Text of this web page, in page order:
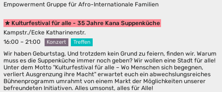
Empowerment Gruppe für Afro-Internationale Familien
Kulturfestival für alle - 35 Jahre Kana Suppenküche
Kampstr./Ecke Katharinenstr.
16:00 – 21:00
Konzert Treffen
Wir haben Geburtstag, Und trotzdem kein Grund zu feiern, finden wir. Warum
muss es die Suppenküche immer noch geben? Wir wollen eine Stadt für alle!
Unter dem Motto "Kulturfestival für alle – Wo Menschen sich begegnen,
verliert Ausgrenzung ihre Macht" erwartet euch ein abwechslungsreiches
Bühnenprogramm umrahmt von einem Markt der Möglichkeiten unserer
befreundeten Initiativen. Alles umsonst, alles für Alle!